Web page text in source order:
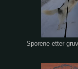
Sporene etter